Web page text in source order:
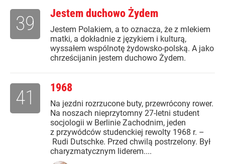
Jestem duchowo Żydem
Jestem Polakiem, a to oznacza, że z mlekiem
matki, a dokładnie z językiem i kulturą,
wyssałem wspólnotę żydowsko-polską. A jako
chrześcijanin jestem duchowo Żydem.
39
1968
Na jezdni rozrzucone buty, przewrócony rower.
Na noszach nieprzytomny 27-letni student
socjologii w Berlinie Zachodnim, jeden
z przywódców studenckiej rewolty 1968 r. –
Rudi Dutschke. Przed chwilą postrzelony. Był
charyzmatycznym liderem....
41